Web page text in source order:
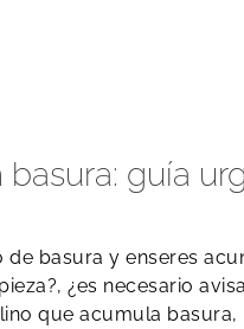
guía
basura y enseres
¿es necesario
que acumula